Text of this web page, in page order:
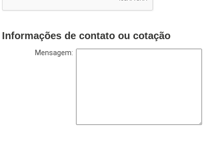
Informações de contato ou cotação
Mensagem: